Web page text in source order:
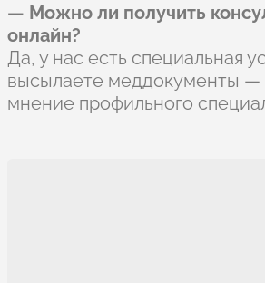
— Можно ли получить
онлайн?
Да, у нас есть специальная
высылаете меддокументы —
мнение профильного